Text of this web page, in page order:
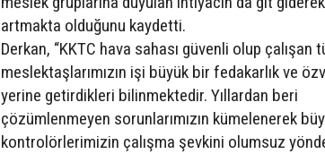
artmakta olduğunu kaydetti.
Derkan, “KKTC hava sahası güvenli olup çalışan
meslektaşlarımızın işi büyük bir fedakarlık ve
yerine getirdikleri bilinmektedir. Yıllardan beri
çözümlenmeyen sorunlarımızın kümelenerek
kontrolörlerimizin çalışma şevkini olumsuz